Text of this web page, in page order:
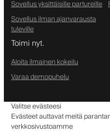
Sovellus yksittäisille partureille
Sovellus ilman ajanvarausta
tuleville
Toimi nyt.
Aloita ilmainen kokeilu
Varaa demopuhelu
Valitse evästeesi
Evästeet auttavat meitä
verkkosivustoamme